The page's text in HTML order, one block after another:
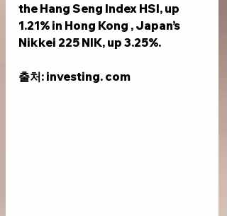
the Hang Seng Index HSI, up
1.21% in Hong Kong , Japan’s
Nikkei 225 NIK, up 3.25%.
출처: investing. com